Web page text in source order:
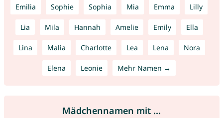
Emilia Sophie Sophia Mia Emma Lilly
Lia Mila Hannah Amelie Emily Ella
Lina Malia Charlotte Lea Lena Nora
Elena Leonie Mehr Namen →
Mädchennamen mit ...